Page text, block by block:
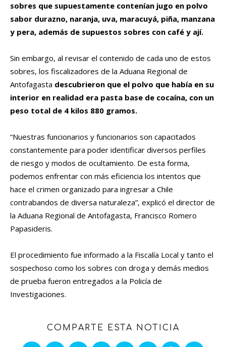
sobres que supuestamente contenían jugo en polvo
sabor durazno, naranja, uva, maracuyá, piña, manzana
y pera, además de supuestos sobres con café y ají.
Sin embargo, al revisar el contenido de cada uno de estos
sobres, los fiscalizadores de la Aduana Regional de
Antofagasta descubrieron que el polvo que había en su
interior en realidad era pasta base de cocaína, con un
peso total de 4 kilos 880 gramos.
“Nuestras funcionarios y funcionarios son capacitados
constantemente para poder identificar diversos perfiles
de riesgo y modos de ocultamiento. De esta forma,
podemos enfrentar con más eficiencia los intentos que
hace el crimen organizado para ingresar a Chile
contrabandos de diversa naturaleza”, explicó el director de
la Aduana Regional de Antofagasta, Francisco Romero
Papasideris.
El procedimiento fue informado a la Fiscalía Local y tanto el
sospechoso como los sobres con droga y demás medios
de prueba fueron entregados a la Policía de
Investigaciones.
COMPARTE ESTA NOTICIA